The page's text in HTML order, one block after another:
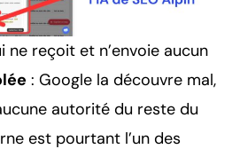
ne reçoit et n’envoie aucun
: Google la découvre mal,
autorité du reste du
est pourtant l’un des